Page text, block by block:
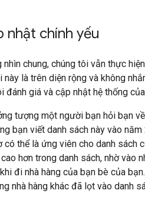
nhật chính yếu
chung, chúng tôi vẫn thực
là trên diện rộng và không
đánh giá và cập nhật hệ thống
tượng một người bạn hỏi bạn
bạn viết danh sách này vào
thể là ứng viên cho danh sách
hơn trong danh sách, nhờ
đi nhà hàng của bạn bè của
nhà hàng khác đã lọt vào danh